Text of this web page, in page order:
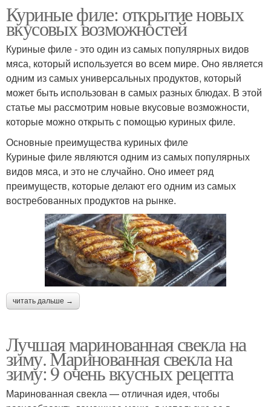
Куриные филе: открытие новых
вкусовых возможностей
Куриные филе - это один из самых популярных видов
мяса, который используется во всем мире. Оно является
одним из самых универсальных продуктов, который
может быть использован в самых разных блюдах. В этой
статье мы рассмотрим новые вкусовые возможности,
которые можно открыть с помощью куриных филе.
Основные преимущества куриных филе
Куриные филе являются одним из самых популярных
видов мяса, и это не случайно. Оно имеет ряд
преимуществ, которые делают его одним из самых
востребованных продуктов на рынке.
читать дальше →
Лучшая маринованная свекла на
зиму. Маринованная свекла на
зиму: 9 очень вкусных рецепта
Маринованная свекла — отличная идея, чтобы